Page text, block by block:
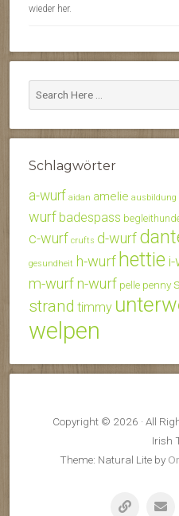
wieder her.
Schlagwörter
a-wurf aidan amelie ausbildung
wurf badespass
c-wurf crufts d-wurf
gesundheit h-wurf hettie
m-wurfn-wurf pelle penny
strand timmy
welpen
Copyright © 2026 · All
Irish
Theme: Natural Lite by